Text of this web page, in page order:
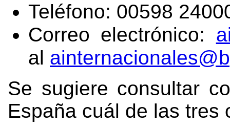
Teléfono: 00598
Correo electrónico:
al
Se sugiere consultar
España cuál de las